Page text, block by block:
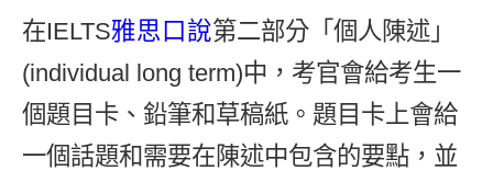
情境閱讀
英文文法技巧
英文寫作
TED Talks
外語即時通
兒童美語
點讀筆教材
數位學習教材
在IELTS雅思口說第二部分「個人陳述」
(individual long term)中，考官會給考生一
個題目卡、鉛筆和草稿紙。題目卡上會給
一個話題和需要在陳述中包含的要點，並